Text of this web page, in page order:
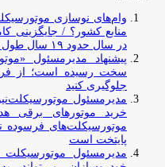
وام‌های نوسازی
در سال حدود ۱۹ سال طول می‌کشد
پیشنهاد مدیرمسئول
سخت رسیده است؛ از
جلوگیری کنید
مدیرمسئول
خرید موتورهای برقی
موتورسیکلت‌های فرسوده
پایتخت است
مدیرمسئول